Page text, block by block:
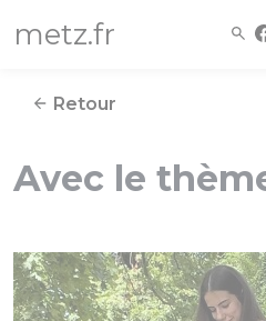
metz.fr
Retour
Avec le